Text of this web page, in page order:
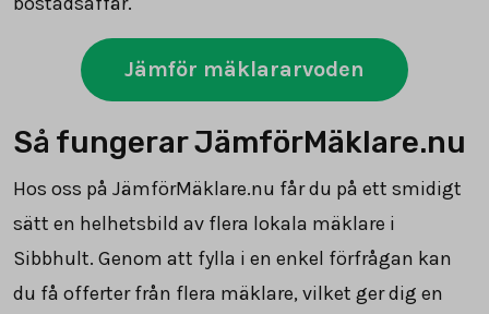
Jämför mäklararvoden
Så fungerar JämförMäklare.nu
Hos oss på JämförMäklare.nu får du på ett smidigt
sätt en helhetsbild av flera lokala mäklare i
Sibbhult. Genom att fylla i en enkel förfrågan kan
du få offerter från flera mäklare, vilket ger dig en